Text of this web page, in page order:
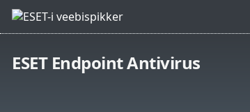
ESET Endpoint Antivirus